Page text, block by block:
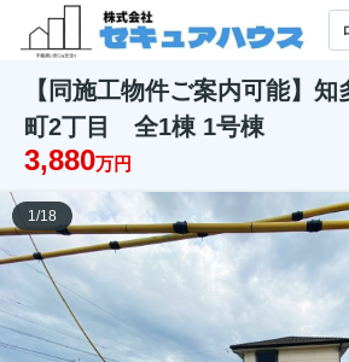
【同施工物件ご案内可能】知
町2丁目 全1棟 1号棟
3,880万円
1/18